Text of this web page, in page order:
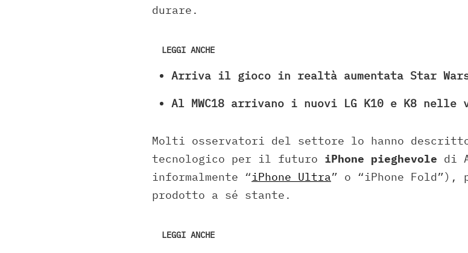
durare.
LEGGI ANCHE
Arriva il gioco in realtà aumentata Star
Al MWC18 arrivano i nuovi LG K10 e K8
Molti osservatori del settore lo hanno
tecnologico per il futuro iPhone pieghevole di
informalmente “iPhone Ultra” o “iPhone Fold”),
prodotto a sé stante.
LEGGI ANCHE